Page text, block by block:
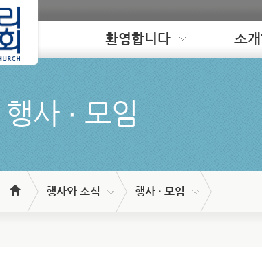
Loading 환영합니다 소
행사 ∙ 모임
행사와 소식 행사 · 모임